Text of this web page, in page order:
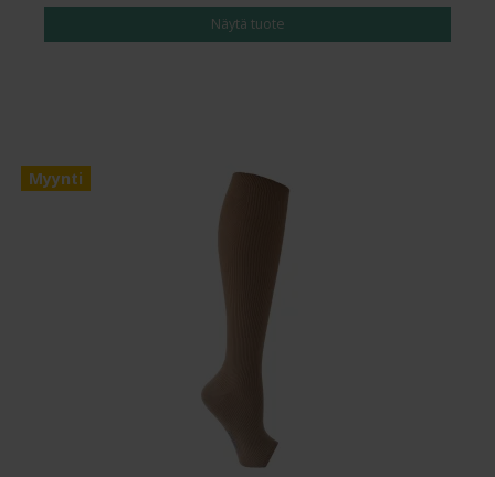
Näytä tuote
Myynti